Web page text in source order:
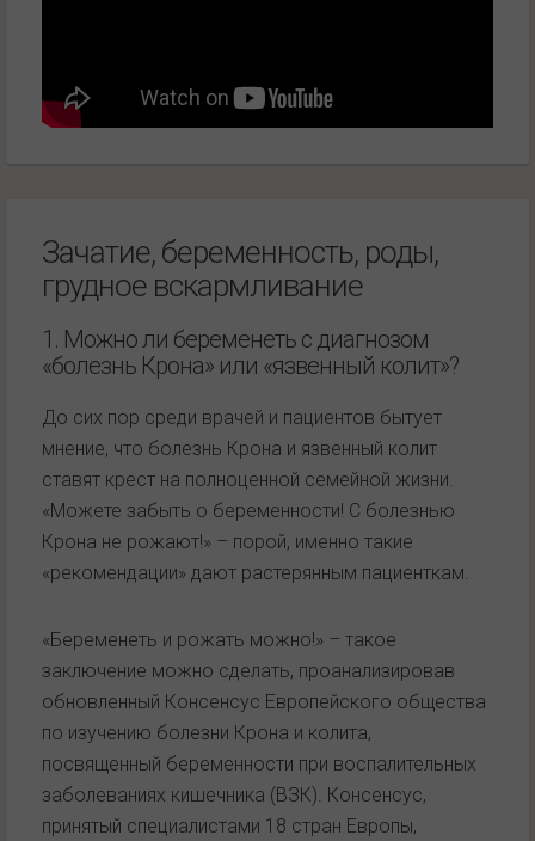
Зачатие, беременность, роды,
грудное вскармливание
1. Можно ли беременеть с диагнозом
«болезнь Крона» или «язвенный колит»?
До сих пор среди врачей и пациентов бытует
мнение, что болезнь Крона и язвенный колит
ставят крест на полноценной семейной жизни.
«Можете забыть о беременности! С болезнью
Крона не рожают!» – порой, именно такие
«рекомендации» дают растерянным пациенткам.
«Беременеть и рожать можно!» – такое
заключение можно сделать, проанализировав
обновленный Консенсус Европейского общества
по изучению болезни Крона и колита,
посвященный беременности при воспалительных
заболеваниях кишечника (ВЗК). Консенсус,
принятый специалистами 18 стран Европы,